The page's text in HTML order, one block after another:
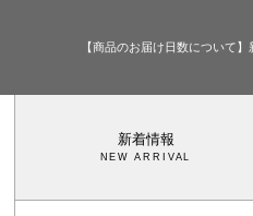
【商品のお届け日数について
新着情報